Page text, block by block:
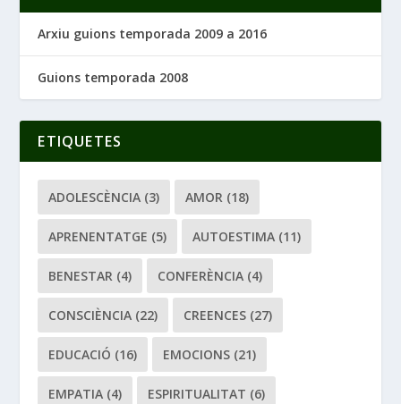
Arxiu guions temporada 2009 a 2016
Guions temporada 2008
ETIQUETES
ADOLESCÈNCIA (3) AMOR (18)
APRENENTATGE (5) AUTOESTIMA (11)
BENESTAR (4) CONFERÈNCIA (4)
CONSCIÈNCIA (22) CREENCES (27)
EDUCACIÓ (16) EMOCIONS (21)
EMPATIA (4) ESPIRITUALITAT (6)